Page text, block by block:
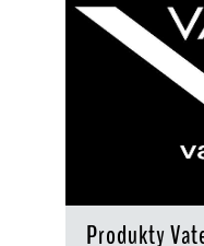
Produkty